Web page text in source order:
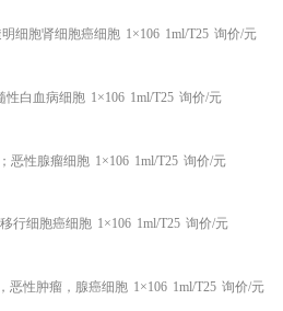
细胞肾细胞癌细胞 1×106 1ml/T25 询价/元
性白血病细胞 1×106 1ml/T25 询价/元
恶性腺瘤细胞 1×106 1ml/T25 询价/元
行细胞癌细胞 1×106 1ml/T25 询价/元
恶性肿瘤，腺癌细胞 1×106 1ml/T25 询价/元